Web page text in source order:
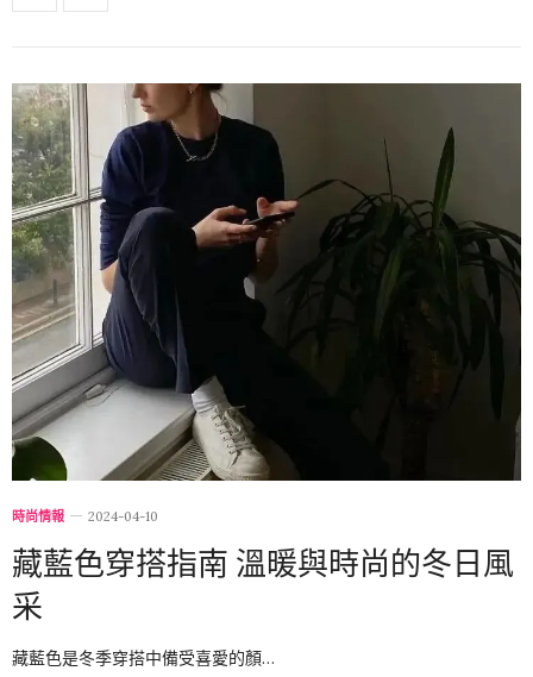
時尚情報 2024-04-10
藏藍色穿搭指南 溫暖與時尚的冬日風
采
藏藍色是冬季穿搭中備受喜愛的顏…